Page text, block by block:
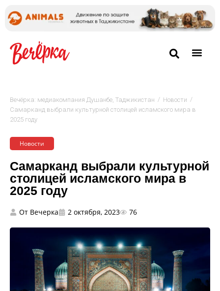
Вечёрка: медиакомпания Душанбе, Таджикистан / Новости /
Самарканд выбрали культурной столицей исламского мира в
2025 году
Новости
Самарканд выбрали культурной
столицей исламского мира в
2025 году
От Вечерка 2 октября, 2023 76